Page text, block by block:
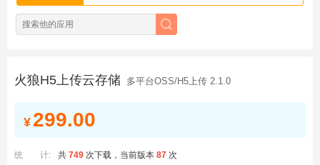
火狼H5上传云存储 多平台OSS/H5上传 2.1.0
¥ 299.00
统 计: 共 749 次下载，当前版本 87 次